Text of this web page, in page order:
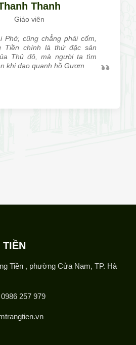
Thanh
Giáo viên
Phở, cũng chẳng phải cốm,
Tiền chính là thứ đặc sản
Thủ đô, mà người ta tìm
khi dạo quanh hồ Gươm
TIỀN
Tiền , phường Cửa Nam, TP. Hà
257 979